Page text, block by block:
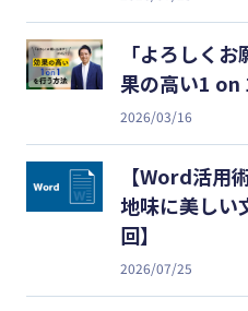
「よろしく
果の高い1 on
2026/03/16
【Word活用
地味に美しい
回】
2026/07/25